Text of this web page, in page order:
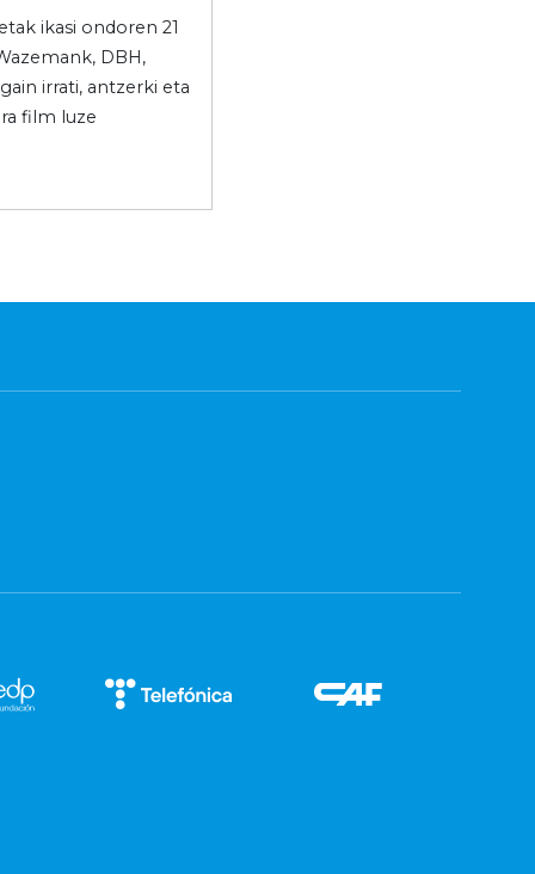
ikasi ondoren 21
DBH,
irrati, antzerki eta
film luze